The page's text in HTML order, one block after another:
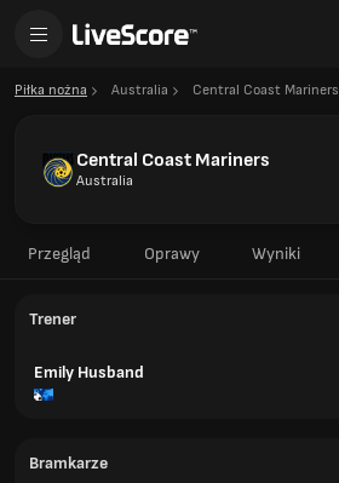
Piłka nożna Australia Central Coast Mariners
Central Coast Mariners
Australia
Przegląd Oprawy Wyniki
Trener
Emily Husband
Bramkarze